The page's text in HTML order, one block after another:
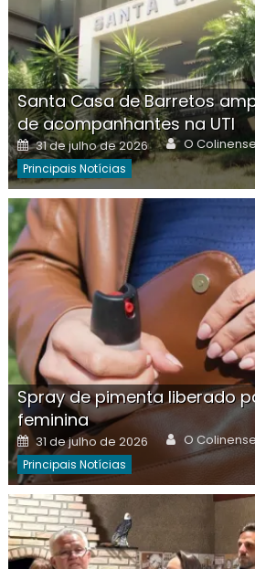
Santa Casa de Barretos
de acompanhantes na UTI
Posted
on
31 de julho de 2026 Author
O Colinense
Principais Notícias
Spray de pimenta liberado
feminina
Posted
on
31 de julho de 2026 Author
O Colinense
Principais Notícias